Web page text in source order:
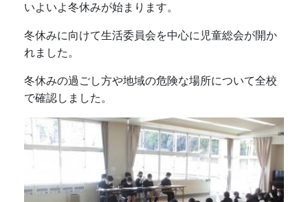
いよいよ冬休みが始まります。
冬休みに向けて生活委員会を中心に児童総会が開か
れました。
冬休みの過ごし方や地域の危険な場所について全校
で確認しました。